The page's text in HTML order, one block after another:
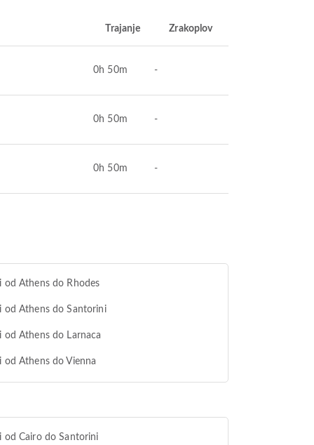
Trajanje Zrakoplov
0h 50m -
0h 50m -
0h 50m -
od Athens do Rhodes
od Athens do Santorini
od Athens do Larnaca
od Athens do Vienna
od Cairo do Santorini